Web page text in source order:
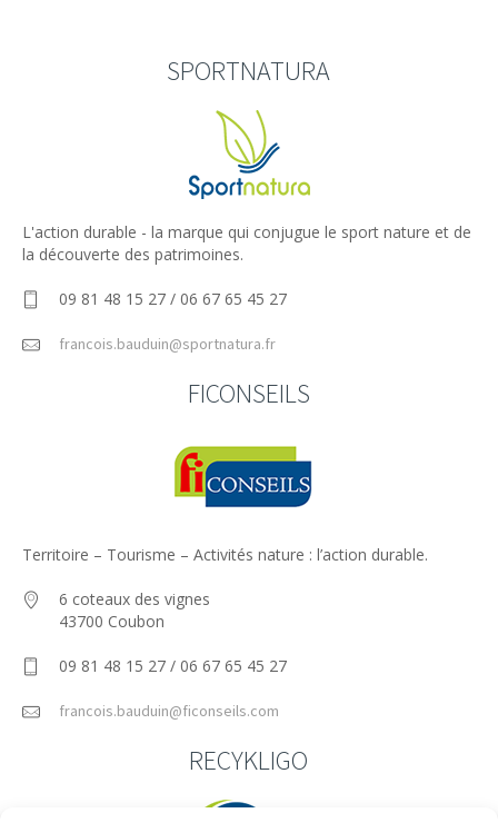
SPORTNATURA
L'action durable - la marque qui conjugue le sport nature et de
la découverte des patrimoines.
09 81 48 15 27 / 06 67 65 45 27
francois.bauduin@sportnatura.fr
FICONSEILS
Territoire – Tourisme – Activités nature : l’action durable.
6 coteaux des vignes
43700 Coubon
09 81 48 15 27 / 06 67 65 45 27
francois.bauduin@ficonseils.com
RECYKLIGO